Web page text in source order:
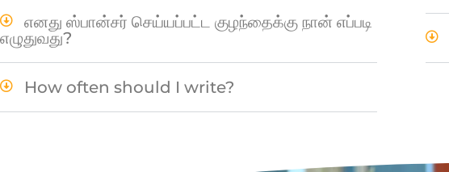
எனது ஸ்பான்சர் செய்யப்பட்ட குழந்தைக்கு நான் எப்படி
எழுதுவது?
How often should I write?